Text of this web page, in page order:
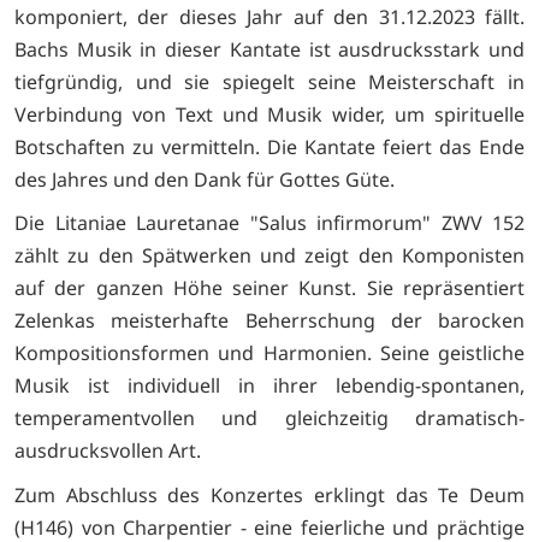
komponiert, der dieses Jahr auf den 31.12.2023 fällt.
Bachs Musik in dieser Kantate ist ausdrucksstark und
tiefgründig, und sie spiegelt seine Meisterschaft in
Verbindung von Text und Musik wider, um spirituelle
Botschaften zu vermitteln. Die Kantate feiert das Ende
des Jahres und den Dank für Gottes Güte.
Die Litaniae Lauretanae "Salus infirmorum" ZWV 152
zählt zu den Spätwerken und zeigt den Komponisten
auf der ganzen Höhe seiner Kunst. Sie repräsentiert
Zelenkas meisterhafte Beherrschung der barocken
Kompositionsformen und Harmonien. Seine geistliche
Musik ist individuell in ihrer lebendig-spontanen,
temperamentvollen und gleichzeitig dramatisch-
ausdrucksvollen Art.
Zum Abschluss des Konzertes erklingt das Te Deum
(H146) von Charpentier - eine feierliche und prächtige